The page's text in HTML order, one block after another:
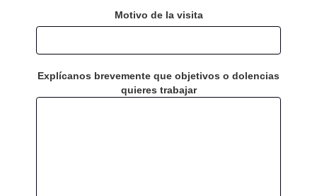
Motivo de la visita
Explícanos brevemente que objetivos o dolencias
quieres trabajar